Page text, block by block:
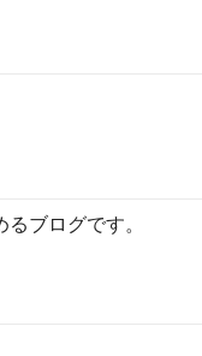
ブログです。